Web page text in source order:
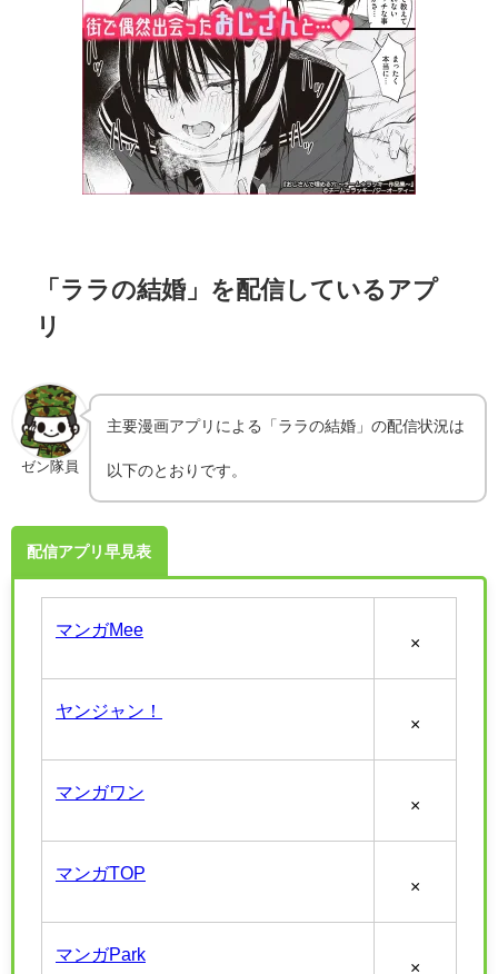
「ララの結婚」を配信しているアプ
リ
ゼン隊員
主要漫画アプリによる「ララの結婚」の配信状況は
以下のとおりです。
配信アプリ早見表
マンガMee
×
ヤンジャン！
×
マンガワン
×
マンガTOP
×
マンガPark
×